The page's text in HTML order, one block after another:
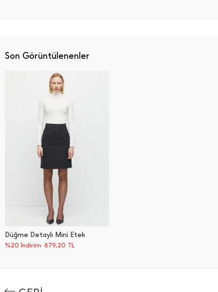
Son Görüntülenenler
Düğme Detaylı Mini Etek
%20 İndirim 879,20 TL